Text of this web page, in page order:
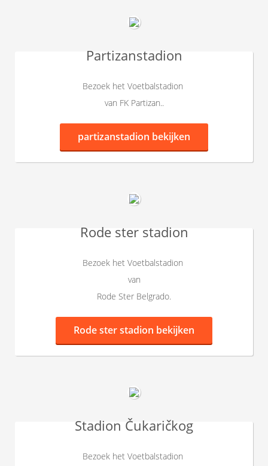
Partizanstadion
Bezoek het Voetbalstadion
van FK Partizan..
partizanstadion bekijken
Rode ster stadion
Bezoek het Voetbalstadion
van
Rode Ster Belgrado.
Rode ster stadion bekijken
Stadion Čukaričkog
Bezoek het Voetbalstadion